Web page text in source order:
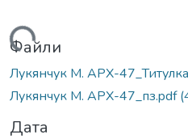
Вантажиться...
Файли
Лукянчук М. АРХ-
Лукянчук М. АРХ-47_пз.pdf
Дата